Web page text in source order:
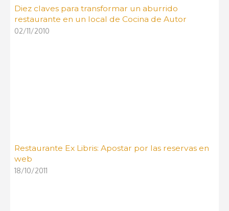
Diez claves para transformar un aburrido
restaurante en un local de Cocina de Autor
02/11/2010
Restaurante Ex Libris: Apostar por las reservas en
web
18/10/2011